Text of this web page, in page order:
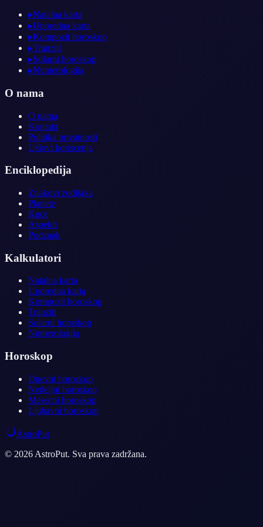
▸Natalna karta
▸Uporedna karta
▸Kompozit horoskop
▸Tranziti
▸Solarni horoskop
▸Numerologija
O nama
O nama
Kontakt
Politika privatnosti
Uslovi koriscenja
Enciklopedija
Znakovi zodijaka
Planete
Kuce
Aspekti
Podznak
Kalkulatori
Natalna karta
Uporedna karta
Kompozit horoskop
Tranziti
Solarni horoskop
Numerologija
Horoskop
Dnevni horoskop
Nedeljni horoskop
Mesecni horoskop
Ljubavni horoskop
AstroPut
© 2026 AstroPut. Sva prava zadržana.